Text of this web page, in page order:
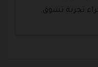
تجربة تسوق.